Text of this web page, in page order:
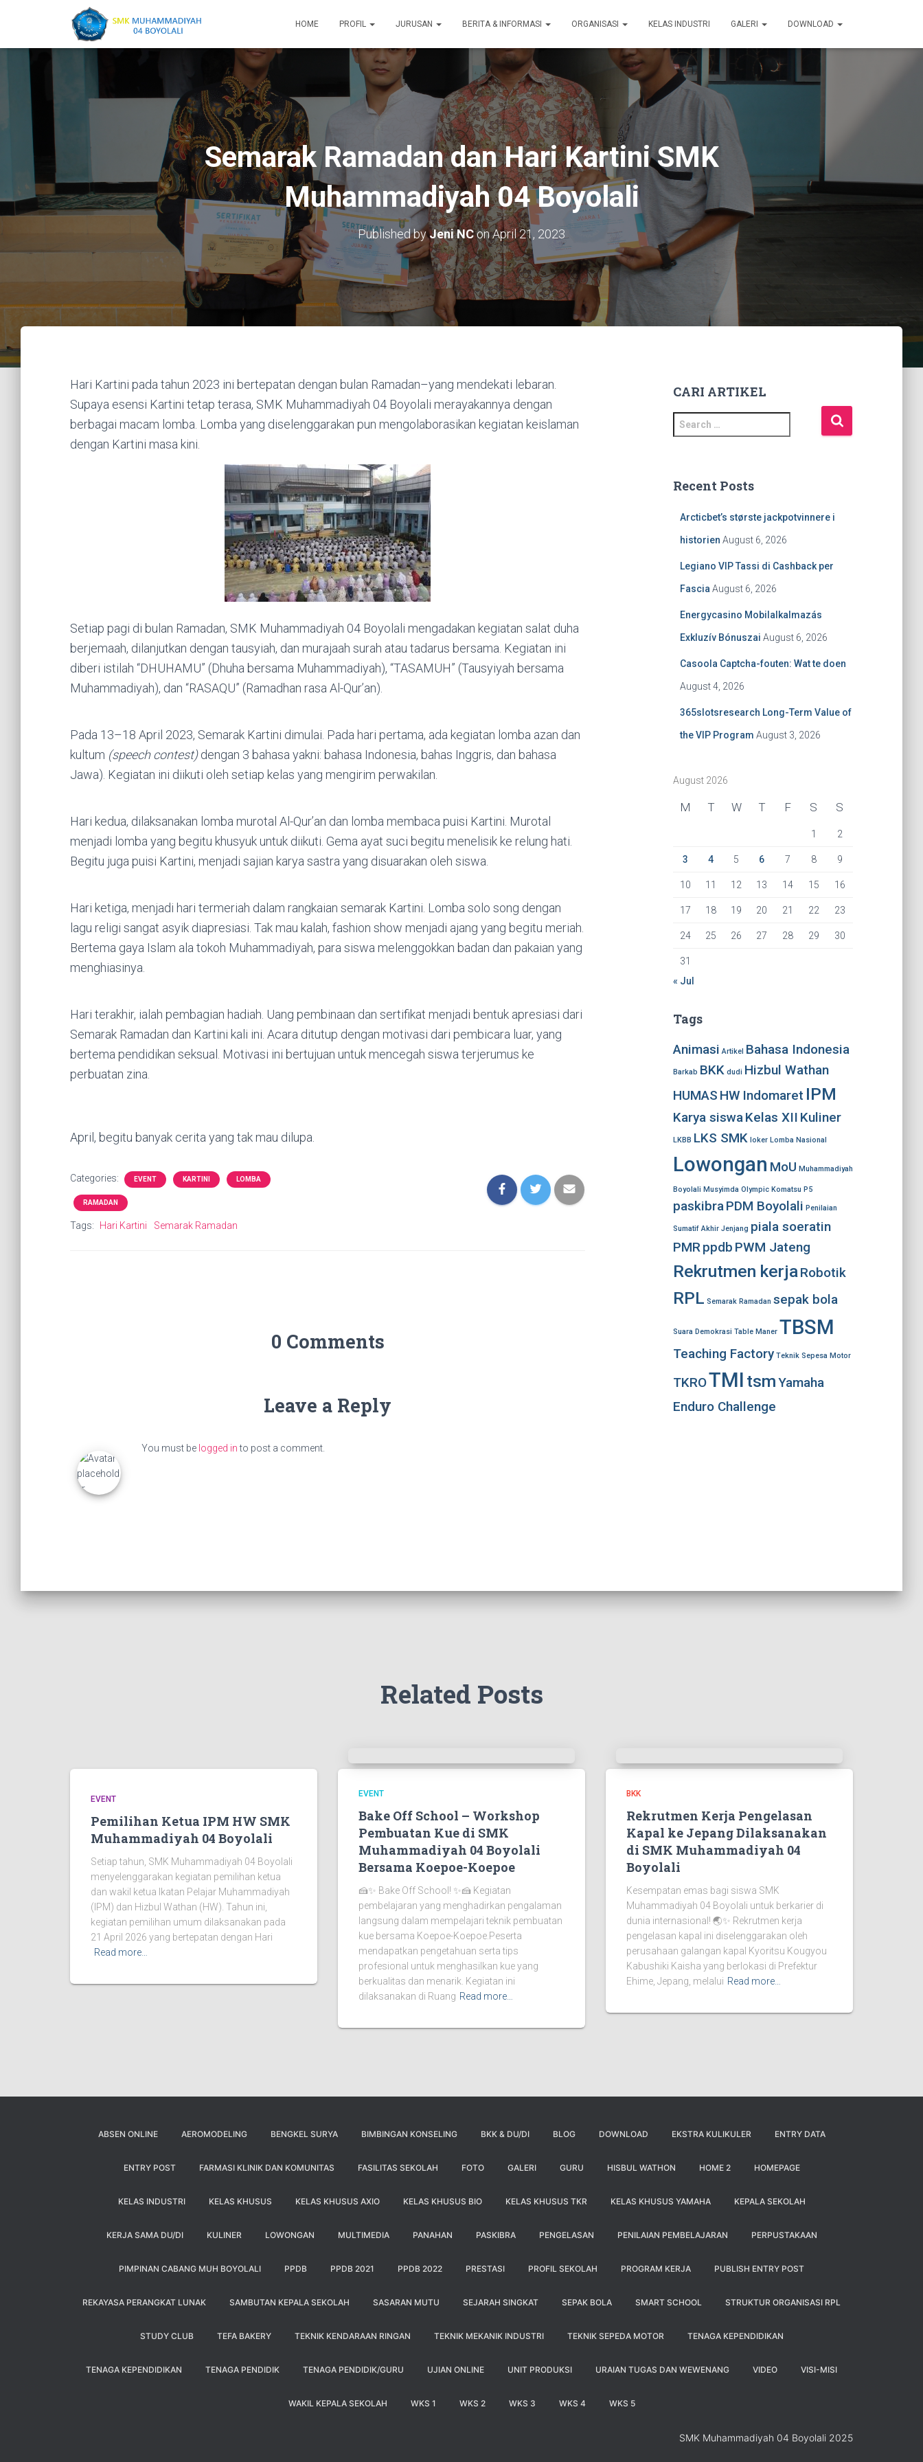
HOME PROFIL JURUSAN BERITA & INFORMASI ORGANISASI KELAS INDUSTRI GALERI DOWNLOAD
Semarak Ramadan dan Hari Kartini SMK
Muhammadiyah 04 Boyolali
Published byJeni NConApril 21, 2023
Hari Kartini pada tahun 2023 ini bertepatan dengan bulan Ramadan–yang mendekati lebaran.
Supaya esensi Kartini tetap terasa, SMK Muhammadiyah 04 Boyolali merayakannya dengan
berbagai macam lomba. Lomba yang diselenggarakan pun mengolaborasikan kegiatan keislaman
dengan Kartini masa kini.
Setiap pagi di bulan Ramadan, SMK Muhammadiyah 04 Boyolali mengadakan kegiatan salat duha
berjemaah, dilanjutkan dengan tausyiah, dan murajaah surah atau tadarus bersama. Kegiatan ini
diberi istilah “DHUHAMU” (Dhuha bersama Muhammadiyah), “TASAMUH” (Tausyiyah bersama
Muhammadiyah), dan “RASAQU” (Ramadhan rasa Al-Qur’an).
Pada 13–18 April 2023, Semarak Kartini dimulai. Pada hari pertama, ada kegiatan lomba azan dan
kultum (speech contest)dengan 3 bahasa yakni: bahasa Indonesia, bahas Inggris, dan bahasa
Jawa). Kegiatan ini diikuti oleh setiap kelas yang mengirim perwakilan.
Hari kedua, dilaksanakan lomba murotal Al-Qur’an dan lomba membaca puisi Kartini. Murotal
menjadi lomba yang begitu khusyuk untuk diikuti. Gema ayat suci begitu menelisik ke relung hati.
Begitu juga puisi Kartini, menjadi sajian karya sastra yang disuarakan oleh siswa.
Hari ketiga, menjadi hari termeriah dalam rangkaian semarak Kartini. Lomba solo song dengan
lagu religi sangat asyik diapresiasi. Tak mau kalah, fashion show menjadi ajang yang begitu meriah.
Bertema gaya Islam ala tokoh Muhammadiyah, para siswa melenggokkan badan dan pakaian yang
menghiasinya.
Hari terakhir, ialah pembagian hadiah. Uang pembinaan dan sertifikat menjadi bentuk apresiasi dari
Semarak Ramadan dan Kartini kali ini. Acara ditutup dengan motivasi dari pembicara luar, yang
bertema pendidikan seksual. Motivasi ini bertujuan untuk mencegah siswa terjerumus ke
perbuatan zina.
April, begitu banyak cerita yang tak mau dilupa.
Categories: EVENT KARTINI LOMBA
RAMADAN
Tags: Hari Kartini Semarak Ramadan
0 Comments
Leave a Reply
You must be logged into post a comment.
CARI ARTIKEL
e
c
Recent Posts
Arcticbet’s største jackpotvinnere i
historien August 6, 2026
Legiano VIP Tassi di Cashback per
Fascia August 6, 2026
Energycasino Mobilalkalmazás
Exkluzív Bónuszai August 6, 2026
Casoola Captcha-fouten: Wat te doen
August 4, 2026
365slotsresearch Long-Term Value of
the VIP Program August 3, 2026
August 2026
M T W T F S S
1 2
3 4 5 6 7 8 9
10 11 12 13 14 15 16
17 18 19 20 21 22 23
24 25 26 27 28 29 30
31
« Jul
Tags
Animasi Artikel Bahasa Indonesia
Barkab BKK dudi Hizbul Wathan
HUMAS HW Indomaret IPM
Karya siswaKelas XII Kuliner
LKBB LKS SMK loker Lomba Nasional
Lowongan MoU Muhammadiyah
Boyolali Musyimda Olympic Komatsu P5
paskibraPDM Boyolali Penilaian
Sumatif Akhir Jenjang piala soeratin
PMRppdb PWM Jateng
Rekrutmen kerjaRobotik
RPL Semarak Ramadan sepak bola
Suara Demokrasi Table Maner TBSM
Teaching Factory Teknik Sepesa Motor
TKROTMI tsmYamaha
Enduro Challenge
Related Posts
EVENT
Pemilihan Ketua IPM HW SMK
Muhammadiyah 04 Boyolali
Setiap tahun, SMK Muhammadiyah 04 Boyolali
menyelenggarakan kegiatan pemilihan ketua
dan wakil ketua Ikatan Pelajar Muhammadiyah
(IPM) dan Hizbul Wathan (HW). Tahun ini,
kegiatan pemilihan umum dilaksanakan pada
21 April 2026 yang bertepatan dengan Hari
Read more…
EVENT
Bake Off School – Workshop
Pembuatan Kue di SMK
Muhammadiyah 04 Boyolali
Bersama Koepoe-Koepoe
🍰✨ Bake Off School! ✨🍰 Kegiatan
pembelajaran yang menghadirkan pengalaman
langsung dalam mempelajari teknik pembuatan
kue bersama Koepoe-Koepoe.Peserta
mendapatkan pengetahuan serta tips
profesional untuk menghasilkan kue yang
berkualitas dan menarik. Kegiatan ini
dilaksanakan di Ruang Read more…
BKK
Rekrutmen Kerja Pengelasan
Kapal ke Jepang Dilaksanakan
di SMK Muhammadiyah 04
Boyolali
Kesempatan emas bagi siswa SMK
Muhammadiyah 04 Boyolali untuk berkarier di
dunia internasional! 🌏✨ Rekrutmen kerja
pengelasan kapal ini diselenggarakan oleh
perusahaan galangan kapal Kyoritsu Kougyou
Kabushiki Kaisha yang berlokasi di Prefektur
Ehime, Jepang, melalui Read more…
ABSEN ONLINE AEROMODELING BENGKEL SURYA BIMBINGAN KONSELING BKK & DU/DI BLOG DOWNLOAD EKSTRA KULIKULER ENTRY DATA
ENTRY POST FARMASI KLINIK DAN KOMUNITAS FASILITAS SEKOLAH FOTO GALERI GURU HISBUL WATHON HOME 2 HOMEPAGE
KELAS INDUSTRI KELAS KHUSUS KELAS KHUSUS AXIO KELAS KHUSUS BIO KELAS KHUSUS TKR KELAS KHUSUS YAMAHA KEPALA SEKOLAH
KERJA SAMA DU/DI KULINER LOWONGAN MULTIMEDIA PANAHAN PASKIBRA PENGELASAN PENILAIAN PEMBELAJARAN PERPUSTAKAAN
PIMPINAN CABANG MUH BOYOLALI PPDB PPDB 2021 PPDB 2022 PRESTASI PROFIL SEKOLAH PROGRAM KERJA PUBLISH ENTRY POST
REKAYASA PERANGKAT LUNAK SAMBUTAN KEPALA SEKOLAH SASARAN MUTU SEJARAH SINGKAT SEPAK BOLA SMART SCHOOL STRUKTUR ORGANISASI RPL
STUDY CLUB TEFA BAKERY TEKNIK KENDARAAN RINGAN TEKNIK MEKANIK INDUSTRI TEKNIK SEPEDA MOTOR TENAGA KEPENDIDIKAN
TENAGA KEPENDIDIKAN TENAGA PENDIDIK TENAGA PENDIDIK/GURU UJIAN ONLINE UNIT PRODUKSI URAIAN TUGAS DAN WEWENANG VIDEO VISI-MISI
WAKIL KEPALA SEKOLAH WKS 1 WKS 2 WKS 3 WKS 4 WKS 5
SMK Muhammadiyah 04 Boyolali 2025